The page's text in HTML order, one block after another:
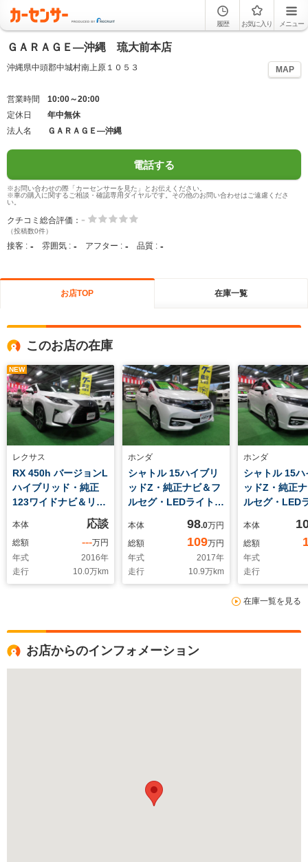
履歴 お気に入り メニュー
ＧＡＲＡＧＥ―沖縄 琉大前本店
沖縄県中頭郡中城村南上原１０５３ MAP
営業時間
10:00～20:00
定休日
年中無休
法人名
ＧＡＲＡＧＥ―沖縄
電話する
※お問い合わせの際「カーセンサーを見た」とお伝えください。
※車の購入に関するご相談・確認専用ダイヤルです。その他のお問い合わせはご遠慮くださ
い。
クチコミ総合評価： -
（投稿数0件）
接客 : - 雰囲気 : - アフター : - 品質 : -
お店TOP 在庫一覧
このお店の在庫
NEW
レクサス
RX 450h バージョンL
ハイブリッド・純正
123ワイドナビ＆リア
エンタメ・白革・パノ
ラマガ
本体 応談
総額 ---万円
年式
2016年
走行
10.0万km
ホンダ
シャトル 15ハイブリ
ッドZ・純正ナビ＆フ
ルセグ・LEDライト・
レザー・エア
本体 98.0万円
総額
109万円
年式
2017年
走行
10.9万km
ホンダ
シャトル 15ハ
ッドZ・純正
ルセグ・LED
ドラレコ・ハ
本体
総額
年式
走行
在庫一覧を見る
お店からのインフォメーション